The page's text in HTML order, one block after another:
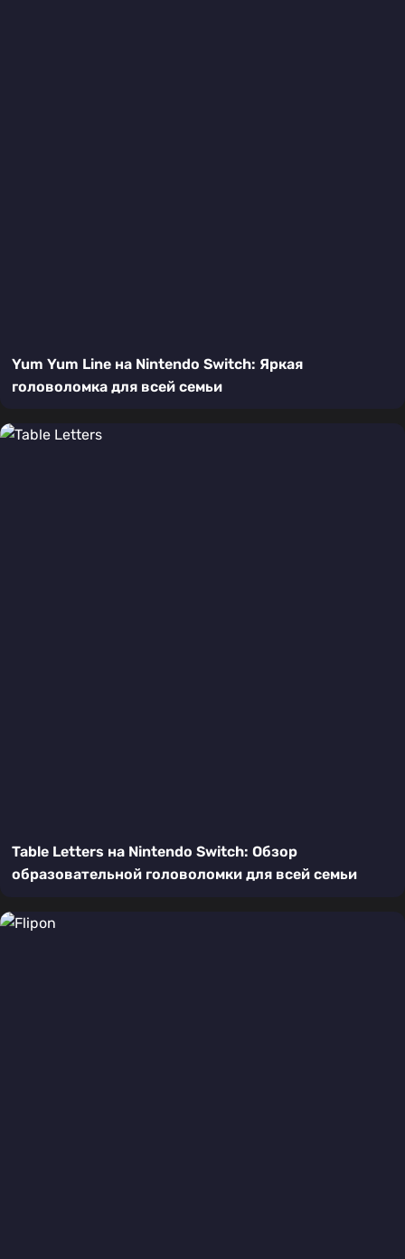
Yum Yum Line на Nintendo Switch: Яркая
головоломка для всей семьи
Table Letters на Nintendo Switch: Обзор
образовательной головоломки для всей семьи